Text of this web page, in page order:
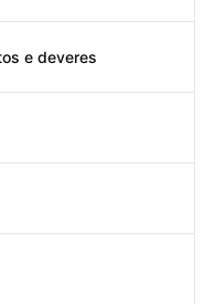
e deveres